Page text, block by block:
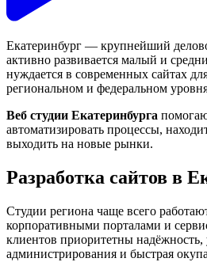
Екатеринбург — крупнейший
активно развивается малый и
нуждается в современных сайтах
региональном и федеральном
Веб студии Екатеринбурга
автоматизировать процессы,
выходить на новые рынки.
Разработка сайтов в
Студии региона чаще всего
корпоративными порталами и
клиентов приоритетны надёжность,
администрирования и быстрая